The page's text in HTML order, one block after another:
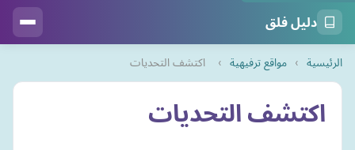
دليل فلق
الرئيسية › مواقع ترفيهية › اكتشف التحديات
اكتشف التحديات